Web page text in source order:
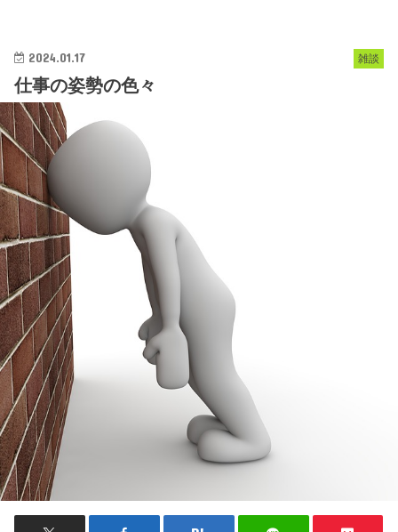
雑談
2024.01.17
仕事の姿勢の色々